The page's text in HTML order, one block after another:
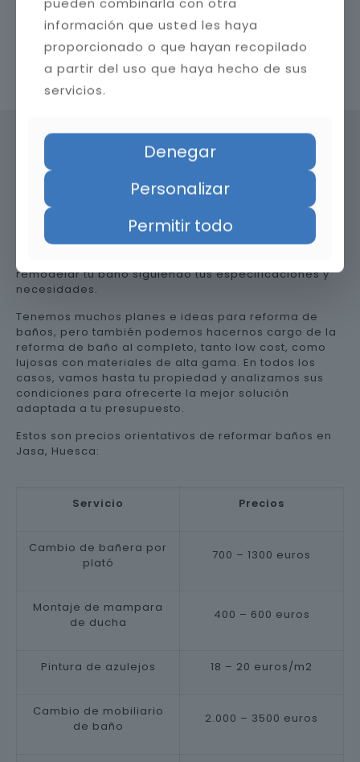
Contacta con nosotros
Precio de reformar el baño en
remodelar tu baño siguiendo tus especificaciones y
necesidades.
Tenemos muchos planes e ideas para reforma de
baños, pero también podemos hacernos cargo de la
reforma de baño al completo, tanto low cost, como
lujosas con materiales de alta gama. En todos los
casos, vamos hasta tu propiedad y analizamos sus
condiciones para ofrecerte la mejor solución
adaptada a tu presupuesto.
Estos son precios orientativos de reformar baños en
Jasa, Huesca:
Servicio Precios
Cambio de bañera por
plató
700 – 1300 euros
Montaje de mampara
de ducha
400 – 600 euros
Pintura de azulejos 18 – 20 euros/m2
Cambio de mobiliario
de baño
2.000 – 3500 euros
información que usted les haya
proporcionado o que hayan recopilado
a partir del uso que haya hecho de sus
servicios.
Denegar
Personalizar
Permitir todo